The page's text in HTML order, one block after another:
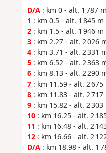
D/A: km 0 - alt. 1 787
1 : km 0.5 - alt. 1 845
2: km 1.5 - alt. 1 946 m
3: km 2.27 - alt. 2 026
4: km 3.71 - alt. 2 331
5: km 6.52 - alt. 2 363
6: km 8.13 - alt. 2 290
7: km 11.59 - alt. 2 675
8: km 11.83 - alt. 2 717
9: km 15.82 - alt. 2
10: km 16.25 - alt. 2
11 : km 16.48 - alt. 2
12: km 16.66 - alt. 2
D/A: km 18.98 - alt. 1